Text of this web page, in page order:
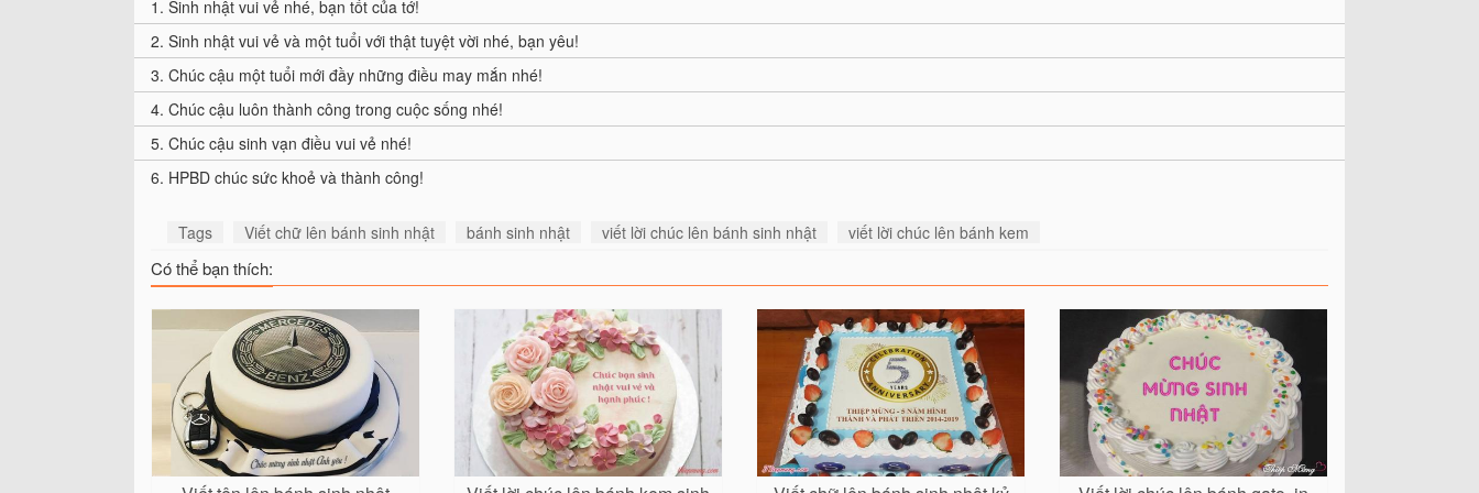
1. Sinh nhật vui vẻ nhé, bạn tốt của tớ!
2. Sinh nhật vui vẻ và một tuổi với thật tuyệt vời nhé, bạn yêu!
3. Chúc cậu một tuổi mới đầy những điều may mắn nhé!
4. Chúc cậu luôn thành công trong cuộc sống nhé!
5. Chúc cậu sinh vạn điều vui vẻ nhé!
6. HPBD chúc sức khoẻ và thành công!
Tags Viết chữ lên bánh sinh nhật bánh sinh nhật viết lời chúc lên bánh sinh nhật viết lời chúc lên bánh kem
Có thể bạn thích: